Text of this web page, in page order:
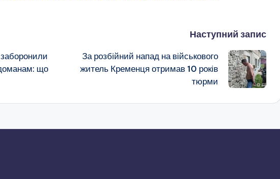
що
Наступний запис
За розбійний напад на військового
житель Кременця отримав 10 років
тюрми